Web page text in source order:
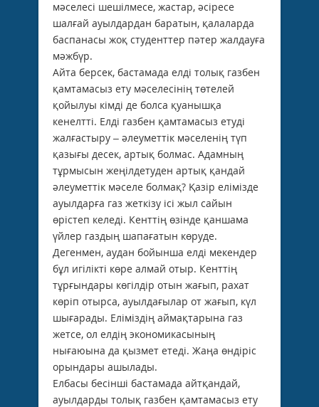
мәселесі шешілмесе, жас­тар, әсіресе
шалғай ауылдардан баратын, қалаларда
баспанасы жоқ студенттер пәтер жалдауға
мәжбүр.
Айта берсек, бастамада елді толық газбен
қамтамасыз ету мәселесінің төтелей
қойылуы кімді де болса қуанышқа
кенелтті. Елді газбен қамтамасыз етуді
жалғастыру – әлеуметтік мәселенің түп
қазығы десек, артық болмас. Адамның
тұрмысын жеңілдетуден артық қандай
әлеуметтік мәселе болмақ? Қазір елімізде
ауылдарға газ жеткізу ісі жыл сайын
өрістеп келеді. Кенттің өзінде қаншама
үйлер газдың шапағатын көруде.
Дегенмен, аудан бойынша елді мекендер
бұл игілікті көре алмай отыр. Кенттің
тұрғындары көгілдір отын жағып, рахат
көріп отырса, ауылдағылар от жағып, күл
шығарады. Еліміздің аймақтарына газ
жетсе, ол елдің экономикасының
нығаюына да қызмет етеді. Жаңа өндіріс
орындары ашылады.
Елбасы бесінші бастамада айтқандай,
ауылдарды толық газбен қамтамасыз ету